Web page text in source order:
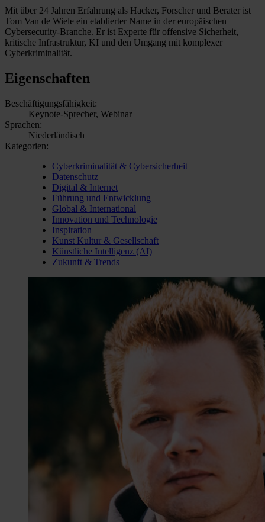
Mit über 24 Jahren Erfahrung als Hacker, Forscher und Berater ist
Tom Van de Wiele ein etablierter Name in der europäischen
Cybersecurity-Branche. Er ist Experte für offensive Sicherheit,
kritische Infrastruktur, KI und den Umgang mit komplexer
Cyberkriminalität.
Eigenschaften
Beschäftigungsfähigkeit:
Keynote-Sprecher, Webinar
Sprachen:
Niederländisch
Kategorien:
Cyberkriminalität & Cybersicherheit
Datenschutz
Digital & Internet
Führung und Entwicklung
Global & International
Innovation und Technologie
Inspiration
Kunst Kultur & Gesellschaft
Künstliche Intelligenz (AI)
Zukunft & Trends